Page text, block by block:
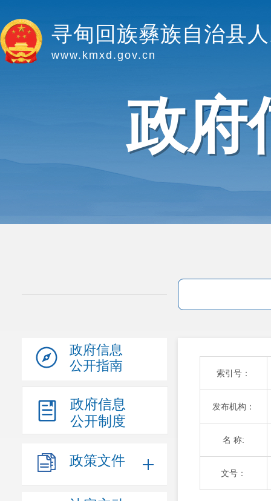
寻甸回族彝族自治县
www.kmxd.gov.cn
政府
政府信息
公开指南
政府信息
公开制度
政策文件
索引号：
发布机构：
名 称:
文号：